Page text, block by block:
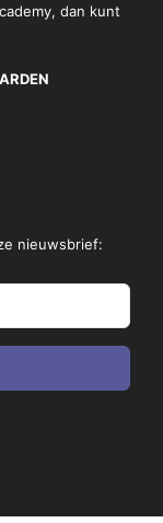
dan kunt
nieuwsbrief: